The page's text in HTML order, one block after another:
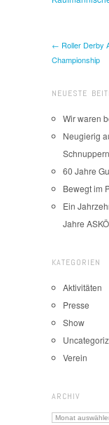
← Roller Derby
Championship
NEUESTE
Wir waren
Neugierig
60 Jahre
Bewegt im
Ein
Jahre
KATEGORIEN
Aktivitäten
Presse
Show
Verein
ARCHIV
Archiv